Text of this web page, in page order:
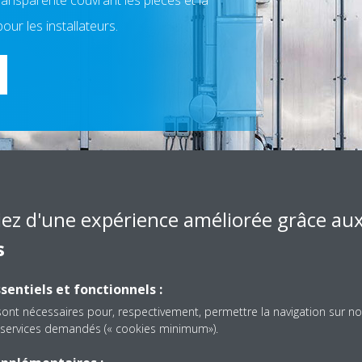
les installateurs.
to
content
sur nos politiques de garantie, consultez le site Web
SÉLECTIONNER LE SITE WEB DE VOTRE PAYS
d'une expérience améliorée grâce
et fonctionnels :
nécessaires pour, respectivement, permettre la navigation sur
demandés (« cookies minimum»).